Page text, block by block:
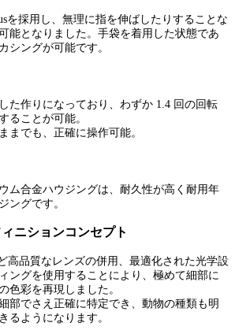
を採用し、無理に指を伸ばしたりすることな
能となりました。手袋を着用した状態であ
シングが可能です。
た作りになっており、わずか 1.4 回の回転
ることが可能。
までも、正確に操作可能。
ム合金ハウジングは、耐久性が高く耐用年
ングです。
ニションコンセプト
高品質なレンズの併用、最適化された光学設
ングを使用することにより、極めて細部に
色彩を再現しました。
部でさえ正確に特定でき、動物の種類も明
るようになります。